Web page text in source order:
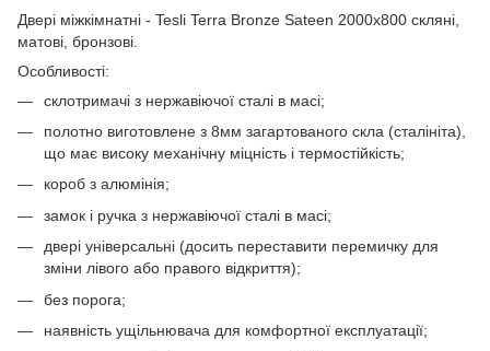
Двері міжкімнатні - Tesli Terra Bronze Sateen 2000х800 скляні,
матові, бронзові.
Особливості:
склотримачі з нержавіючої сталі в масі;
полотно виготовлене з 8мм загартованого скла (сталініта),
що має високу механічну міцність і термостійкість;
короб з алюмінія;
замок і ручка з нержавіючої сталі в масі;
двері універсальні (досить переставити перемичку для
зміни лівого або правого відкриття);
без порога;
наявність ущільнювача для комфортної експлуатації;